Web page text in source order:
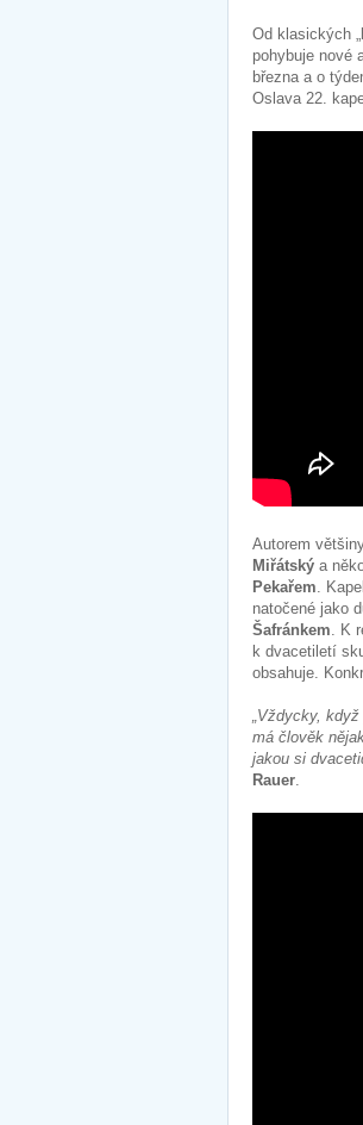
Od klasických
pohybuje nové
března a o
Oslava 22.
Autorem
Miřátský a
Pekařem.
natočené jako
Šafránkem. K
k dvacetiletí
obsahuje.
„Vždycky,
má člověk
jakou si
Rauer.